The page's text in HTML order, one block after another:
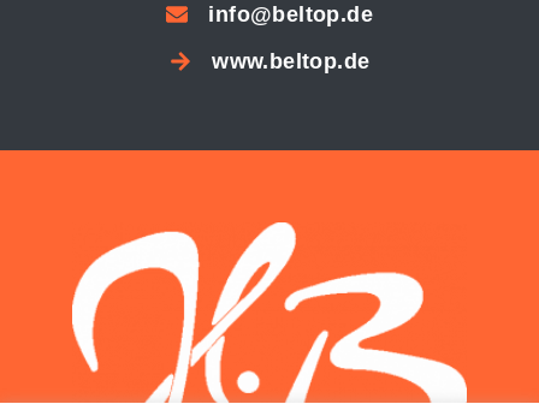
info@beltop.de
www.beltop.de